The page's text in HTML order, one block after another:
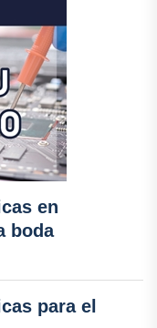
en
boda
para el